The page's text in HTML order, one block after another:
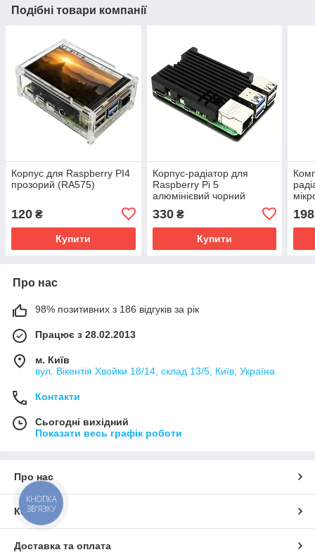
Подібні товари компанії
Корпус для Raspberry PI4
прозорий (RA575)
120 ₴
Купити
Корпус-радіатор для
Raspberry Pi 5
алюмінієвий чорний
330₴
Купити
198
Про нас
98% позитивних з 186 відгуків за рік
Працює з 28.02.2013
м. Київ
вул. Вікентія Хвойки 18/14, склад 13/5, Київ, Україна
Контакти
Сьогодні вихідний
Показати весь графік роботи
Про нас
Контакти
Доставка та оплата
КНОПКА
ЗВ'ЯЗКУ